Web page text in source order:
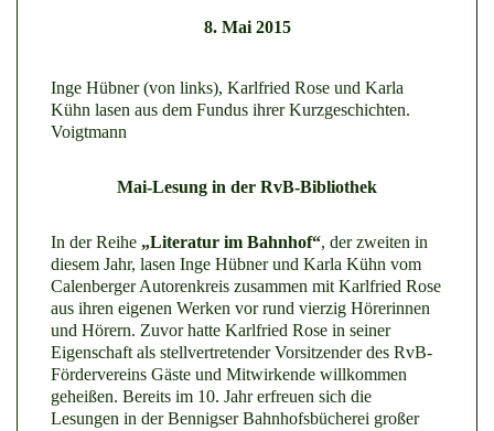
8. Mai 2015
Inge Hübner (von links), Karlfried Rose und Karla
Kühn lasen aus dem Fundus ihrer Kurzgeschichten.
Voigtmann
Mai-Lesung in der RvB-Bibliothek
In der Reihe „Literatur im Bahnhof“, der zweiten in
diesem Jahr, lasen Inge Hübner und Karla Kühn vom
Calenberger Autorenkreis zusammen mit Karlfried Rose
aus ihren eigenen Werken vor rund vierzig Hörerinnen
und Hörern. Zuvor hatte Karlfried Rose in seiner
Eigenschaft als stellvertretender Vorsitzender des RvB-
Fördervereins Gäste und Mitwirkende willkommen
geheißen. Bereits im 10. Jahr erfreuen sich die
Lesungen in der Bennigser Bahnhofsbücherei großer